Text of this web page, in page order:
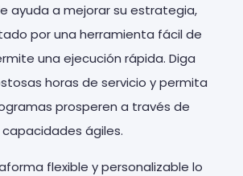
ayuda a mejorar su estrategia,
por una herramienta fácil de
una ejecución rápida. Diga
horas de servicio y permita
prosperen a través de
capacidades ágiles.
flexible y personalizable lo